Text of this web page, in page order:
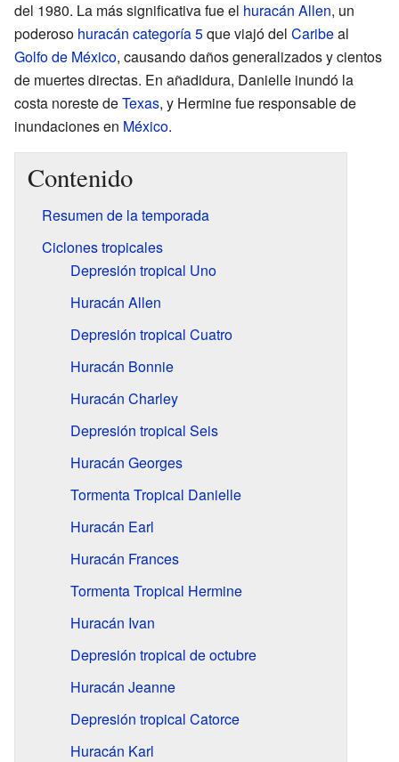
del 1980. La más significativa fue el huracán Allen, un
poderoso huracán categoría 5que viajó del Caribeal
Golfo de México, causando daños generalizados y cientos
de muertes directas. En añadidura, Danielle inundó la
costa noreste deTexas, y Hermine fue responsable de
inundaciones en México.
Contenido
Resumen de la temporada
Ciclones tropicales
Depresión tropical Uno
Huracán Allen
Depresión tropical Cuatro
Huracán Bonnie
Huracán Charley
Depresión tropical Seis
Huracán Georges
Tormenta Tropical Danielle
Huracán Earl
Huracán Frances
Tormenta Tropical Hermine
Huracán Ivan
Depresión tropical de octubre
Huracán Jeanne
Depresión tropical Catorce
Huracán Karl